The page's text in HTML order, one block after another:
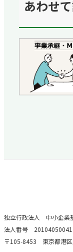
あわせ
独立行政法人 中小企業
法人番号
〒105-8453 東京都港区